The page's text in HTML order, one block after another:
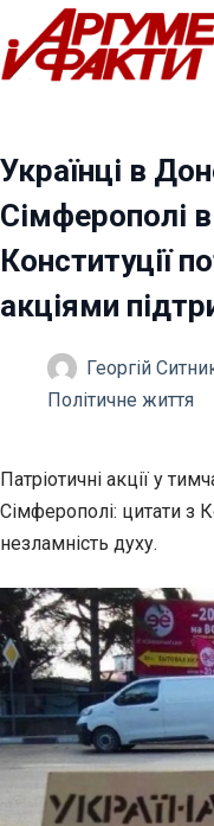
Перейти
до
вмісту
Українці в
Сімферополі
Конституції
акціями
Георгій
Політичне життя
Патріотичні акції у
Сімферополі: цитати з
незламність духу.